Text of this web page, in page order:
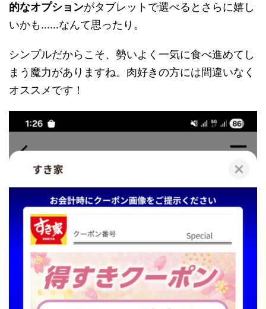
的なオプションがタブレットで選べるとさらに嬉し
いかも……なんて思ったり。
シンプルだからこそ、勢いよく一気に食べ進めてし
まう魔力がありますね。肉好きの方には間違いなく
オススメです！